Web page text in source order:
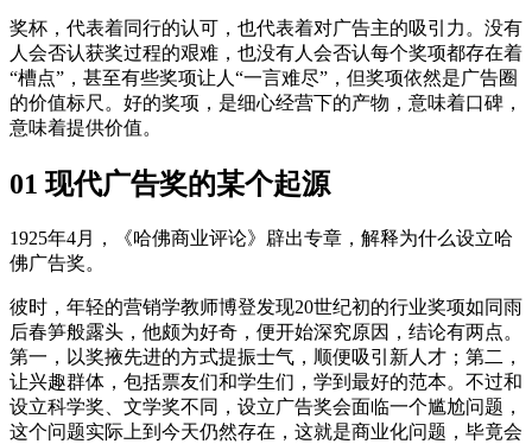
奖杯，代表着同行的认可，也代表着对广告主的吸引力。没有
人会否认获奖过程的艰难，也没有人会否认每个奖项都存在着
“槽点”，甚至有些奖项让人“一言难尽”，但奖项依然是广告圈
的价值标尺。好的奖项，是细心经营下的产物，意味着口碑，
意味着提供价值。
01 现代广告奖的某个起源
1925年4月，《哈佛商业评论》辟出专章，解释为什么设立哈
佛广告奖。
彼时，年轻的营销学教师博登发现20世纪初的行业奖项如同雨
后春笋般露头，他颇为好奇，便开始深究原因，结论有两点。
第一，以奖掖先进的方式提振士气，顺便吸引新人才；第二，
让兴趣群体，包括票友们和学生们，学到最好的范本。不过和
设立科学奖、文学奖不同，设立广告奖会面临一个尴尬问题，
这个问题实际上到今天仍然存在，这就是商业化问题，毕竟会